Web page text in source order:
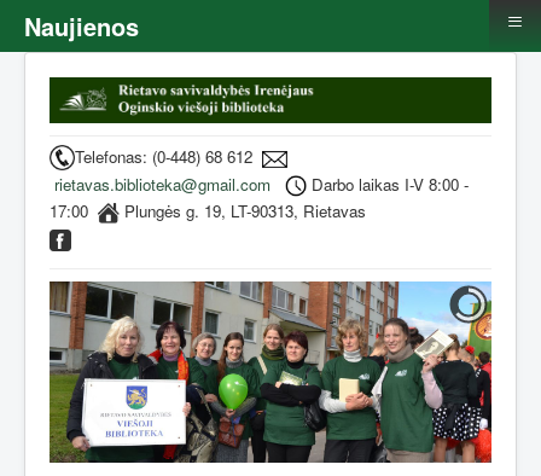
Telefonas: (0-448) 68 612
rietavas.biblioteka@gmail.com
Darbo laikas I-V 8:00 -
17:00
Plungės g. 19, LT-90313, Rietavas
Naujienos ≡